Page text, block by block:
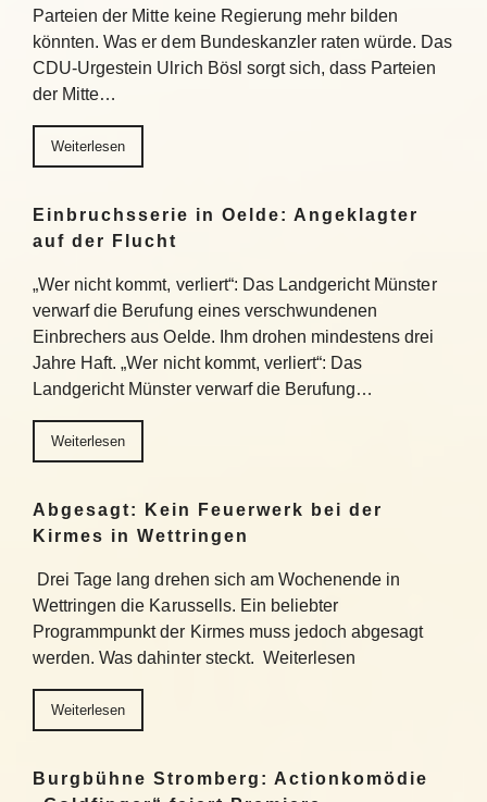
Parteien der Mitte keine Regierung mehr bilden
könnten. Was er dem Bundeskanzler raten würde. Das
CDU-Urgestein Ulrich Bösl sorgt sich, dass Parteien
der Mitte…
Weiterlesen
Einbruchsserie in Oelde: Angeklagter
auf der Flucht
„Wer nicht kommt, verliert“: Das Landgericht Münster
verwarf die Berufung eines verschwundenen
Einbrechers aus Oelde. Ihm drohen mindestens drei
Jahre Haft. „Wer nicht kommt, verliert“: Das
Landgericht Münster verwarf die Berufung…
Weiterlesen
Abgesagt: Kein Feuerwerk bei der
Kirmes in Wettringen
Drei Tage lang drehen sich am Wochenende in
Wettringen die Karussells. Ein beliebter
Programmpunkt der Kirmes muss jedoch abgesagt
werden. Was dahinter steckt. Weiterlesen
Weiterlesen
Burgbühne Stromberg: Actionkomödie